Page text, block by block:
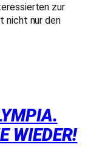
zur
nicht nur den
WIEDER!